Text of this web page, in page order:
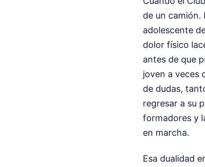
de un camión.
adolescente
dolor físico
antes de que
joven a veces
de dudas,
regresar a su
formadores y
en marcha.
Esa dualidad